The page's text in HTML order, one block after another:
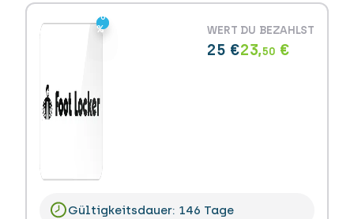
-6
%
-6
%
WERT
25 €
DU BEZAHLST
23,50 €
Gültigkeitsdauer: 146 Tage